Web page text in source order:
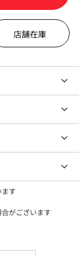
店舗在庫
す
がございます